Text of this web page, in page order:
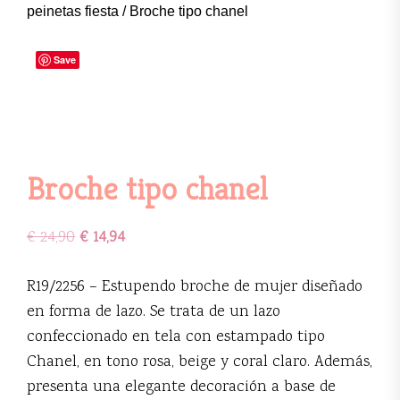
peinetas fiesta / Broche tipo chanel
Save
Broche tipo chanel
€24,90€ 14,94
R19/2256 – Estupendo broche de mujer diseñado
en forma de lazo. Se trata de un lazo
confeccionado en tela con estampado tipo
Chanel, en tono rosa, beige y coral claro. Además,
presenta una elegante decoración a base de